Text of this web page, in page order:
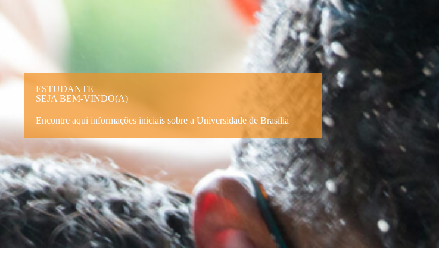
ESTUDANTE
SEJA BEM-VINDO(A)
Encontre aqui informações iniciais sobre a Universidade de Brasília